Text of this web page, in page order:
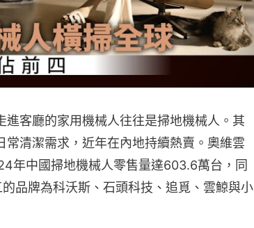
進客廳的家用機械人往往是掃地機械人。其
常清潔需求，近年在內地持續熱賣。奧維雲
年中國掃地機械人零售量達603.6萬台，同
品牌為科沃斯、石頭科技、追覓、雲鯨與小